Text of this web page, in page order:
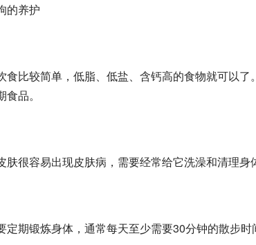
养护
比较简单，低脂、低盐、含钙高的食物就可以了
品。
很容易出现皮肤病，需要经常给它洗澡和清理身
期锻炼身体，通常每天至少需要30分钟的散步时